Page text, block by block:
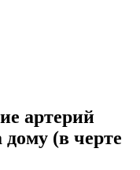
артерий
дому (в черте